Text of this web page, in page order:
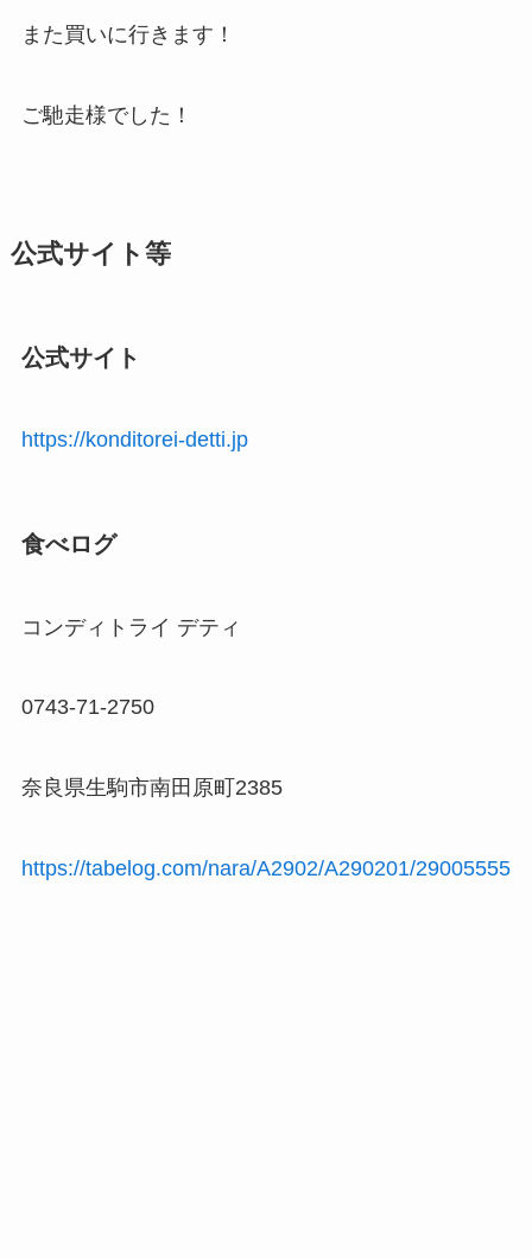
また買いに行きます！
ご馳走様でした！
公式サイト等
公式サイト
https://konditorei-detti.jp
食べログ
コンディトライ デティ
0743-71-2750
奈良県生駒市南田原町2385
https://tabelog.com/nara/A2902/A290201/29005555